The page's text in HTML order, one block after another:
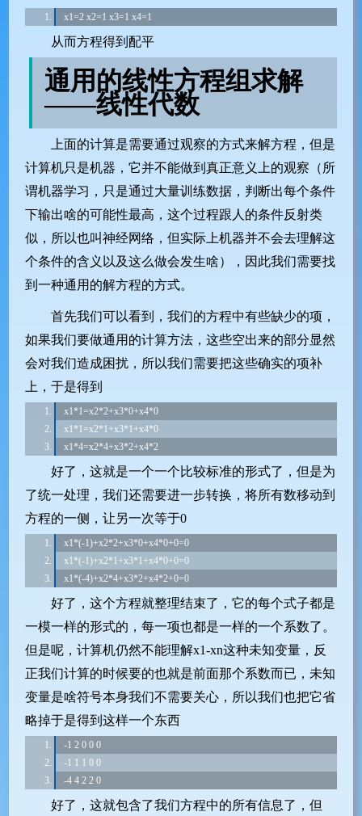
x1=2 x2=1 x3=1 x4=1
从而方程得到配平
通用的线性方程组求解
——线性代数
上面的计算是需要通过观察的方式来解方程，但是
计算机只是机器，它并不能做到真正意义上的观察（所
谓机器学习，只是通过大量训练数据，判断出每个条件
下输出啥的可能性最高，这个过程跟人的条件反射类
似，所以也叫神经网络，但实际上机器并不会去理解这
个条件的含义以及这么做会发生啥），因此我们需要找
到一种通用的解方程的方式。
首先我们可以看到，我们的方程中有些缺少的项，
如果我们要做通用的计算方法，这些空出来的部分显然
会对我们造成困扰，所以我们需要把这些确实的项补
上，于是得到
x1*1=x2*2+x3*0+x4*0
x1*1=x2*1+x3*1+x4*0
x1*4=x2*4+x3*2+x4*2
好了，这就是一个一个比较标准的形式了，但是为
了统一处理，我们还需要进一步转换，将所有数移动到
方程的一侧，让另一次等于0
x1*(-1)+x2*2+x3*0+x4*0+0=0
x1*(-1)+x2*1+x3*1+x4*0+0=0
x1*(-4)+x2*4+x3*2+x4*2+0=0
好了，这个方程就整理结束了，它的每个式子都是
一模一样的形式的，每一项也都是一样的一个系数了。
但是呢，计算机仍然不能理解x1-xn这种未知变量，反
正我们计算的时候要的也就是前面那个系数而已，未知
变量是啥符号本身我们不需要关心，所以我们也把它省
略掉于是得到这样一个东西
-1 2 0 0 0
-1 1 1 0 0
-4 4 2 2 0
好了，这就包含了我们方程中的所有信息了，但